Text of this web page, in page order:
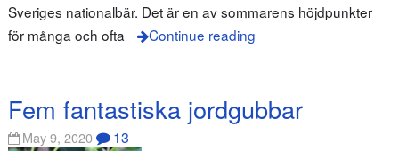
Sveriges nationalbär. Det är en av sommarens höjdpunkter
för många och ofta
Continue reading
Fem fantastiska jordgubbar
May 9, 2020 13